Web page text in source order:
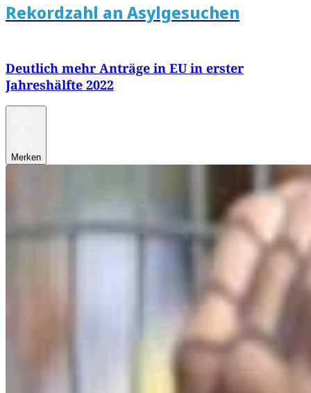
Rekordzahl an Asylgesuchen
Deutlich mehr Anträge in EU in erster
Jahreshälfte 2022
Merken